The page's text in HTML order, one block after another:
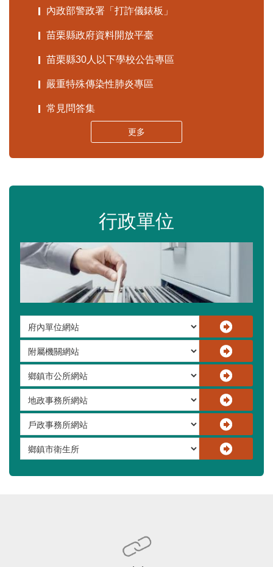
內政部警政署「打詐儀錶板」
苗栗縣政府資料開放平臺
苗栗縣30人以下學校公告專區
嚴重特殊傳染性肺炎專區
常見問答集
更多
行政單位